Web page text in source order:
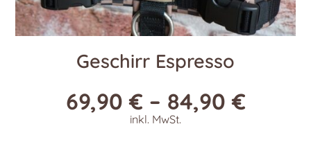
Geschirr Espresso
69,90€ – 84,90€
inkl. MwSt.